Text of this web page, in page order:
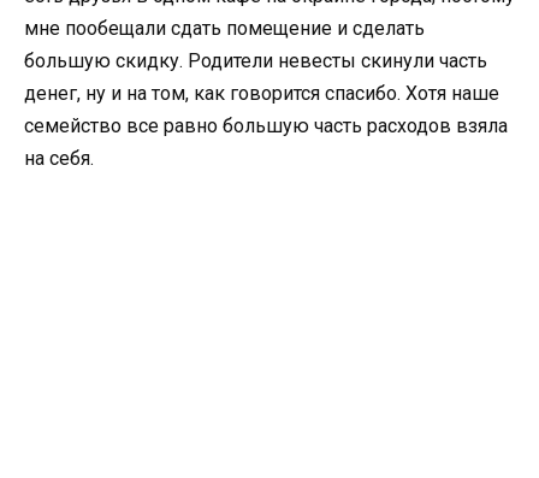
мне пообещали сдать помещение и сделать
большую скидку. Родители невесты скинули часть
денег, ну и на том, как говорится спасибо. Хотя наше
семейство все равно большую часть расходов взяла
на себя.